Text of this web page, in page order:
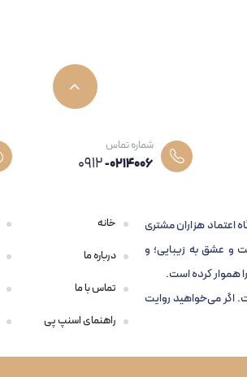
شماره تماس
0912-0214006
اعتماد هزاران مشتری
و عشق به زیبایی؛ و
هموار کرده است.
اگر می‌خواهید روایت
خانه
درباره ما
تماس با ما
راهنمای اسنپ پی